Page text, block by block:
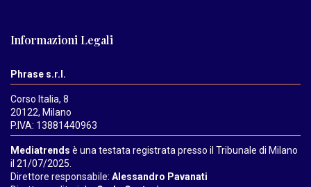
Informazioni Legali
Phrase s.r.l.
Corso Italia, 8
20122, Milano
P.IVA: 13881440963
Mediatrends è una testata registrata presso il Tribunale di Milano
il 21/07/2025.
Direttore responsabile: Alessandro Pavanati